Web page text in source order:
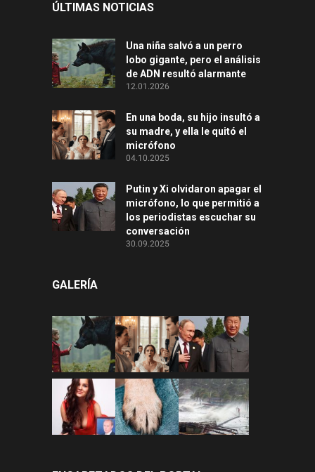
ÚLTIMAS NOTICIAS
Una niña salvó a un perro
lobo gigante, pero el análisis
de ADN resultó alarmante
12.01.2026
En una boda, su hijo insultó a
su madre, y ella le quitó el
micrófono
04.10.2025
Putin y Xi olvidaron apagar el
micrófono, lo que permitió a
los periodistas escuchar su
conversación
30.09.2025
GALERÍA